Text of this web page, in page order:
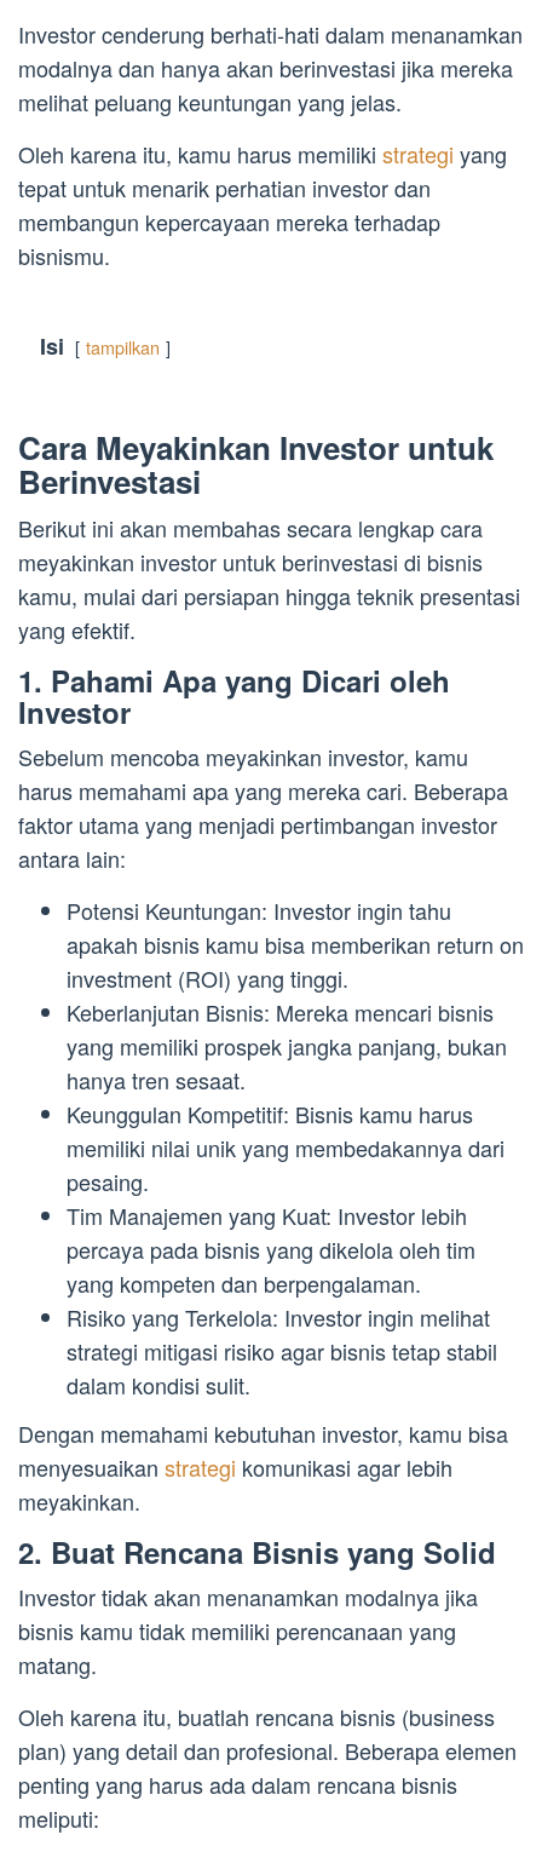
Investor cenderung berhati-hati dalam menanamkan
modalnya dan hanya akan berinvestasi jika mereka
melihat peluang keuntungan yang jelas.
Oleh karena itu, kamu harus memiliki strategi yang
tepat untuk menarik perhatian investor dan
membangun kepercayaan mereka terhadap
bisnismu.
Isi tampilkan
Cara Meyakinkan Investor untuk
Berinvestasi
Berikut ini akan membahas secara lengkap cara
meyakinkan investor untuk berinvestasi di bisnis
kamu, mulai dari persiapan hingga teknik presentasi
yang efektif.
1. Pahami Apa yang Dicari oleh
Investor
Sebelum mencoba meyakinkan investor, kamu
harus memahami apa yang mereka cari. Beberapa
faktor utama yang menjadi pertimbangan investor
antara lain:
Potensi Keuntungan: Investor ingin tahu
apakah bisnis kamu bisa memberikan return on
investment (ROI) yang tinggi.
Keberlanjutan Bisnis: Mereka mencari bisnis
yang memiliki prospek jangka panjang, bukan
hanya tren sesaat.
Keunggulan Kompetitif: Bisnis kamu harus
memiliki nilai unik yang membedakannya dari
pesaing.
Tim Manajemen yang Kuat: Investor lebih
percaya pada bisnis yang dikelola oleh tim
yang kompeten dan berpengalaman.
Risiko yang Terkelola: Investor ingin melihat
strategi mitigasi risiko agar bisnis tetap stabil
dalam kondisi sulit.
Dengan memahami kebutuhan investor, kamu bisa
menyesuaikan strategi komunikasi agar lebih
meyakinkan.
2. Buat Rencana Bisnis yang Solid
Investor tidak akan menanamkan modalnya jika
bisnis kamu tidak memiliki perencanaan yang
matang.
Oleh karena itu, buatlah rencana bisnis (business
plan) yang detail dan profesional. Beberapa elemen
penting yang harus ada dalam rencana bisnis
meliputi: